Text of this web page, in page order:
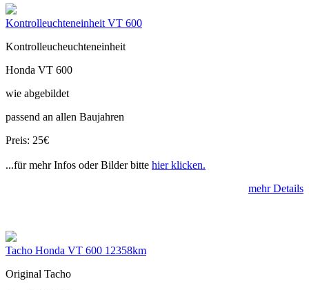
Kontrolleuchteneinheit VT 600
Kontrolleucheuchteneinheit
Honda VT 600
wie abgebildet
passend an allen Baujahren
Preis: 25€
...für mehr Infos oder Bilder bitte hier klicken.
mehr Details
Tacho Honda VT 600 12358km
Original Tacho